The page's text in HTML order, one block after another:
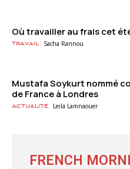
Où travailler au frais cet
Travail Sacha Rannou
Mustafa Soykurt nommé
de France à Londres
Actualité Leila Lamnaouer
FRENCH